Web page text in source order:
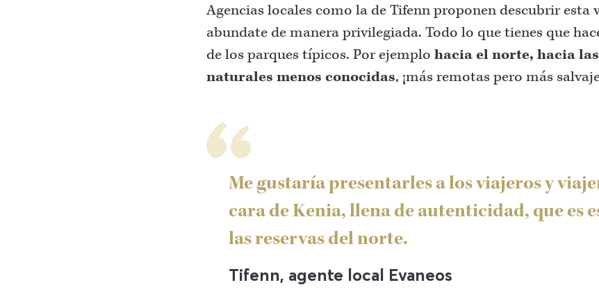
Agencias locales como la de Tifenn proponen descubrir esta
abundate de manera privilegiada. Todo lo que tienes que
de los parques típicos. Por ejemplo hacia el norte, hacia
naturales menos conocidas, ¡más remotas pero más
Me gustaría presentarles a los viajeros y
cara de Kenia, llena de autenticidad, que es
las reservas del norte.
Tifenn, agente local Evaneos